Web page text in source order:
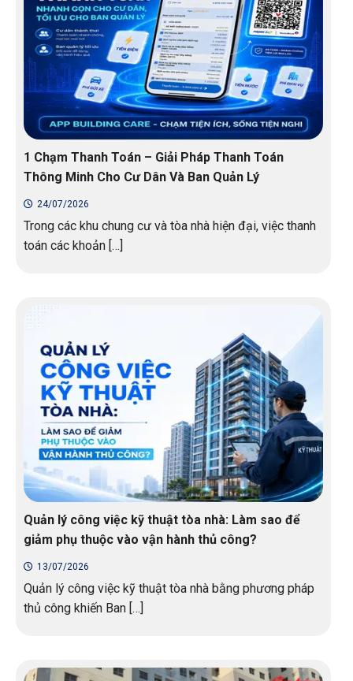
1 Chạm Thanh Toán – Giải Pháp Thanh Toán
Thông Minh Cho Cư Dân Và Ban Quản Lý
24/07/2026
Trong các khu chung cư và tòa nhà hiện đại, việc thanh
toán các khoản […]
Quản lý công việc kỹ thuật tòa nhà: Làm sao để
giảm phụ thuộc vào vận hành thủ công?
13/07/2026
Quản lý công việc kỹ thuật tòa nhà bằng phương pháp
thủ công khiến Ban […]